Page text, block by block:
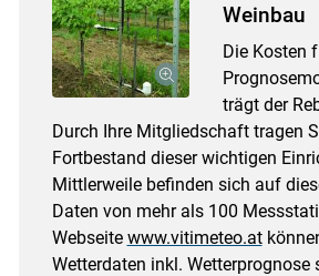
Weinbau
Die Kosten
trägt der
Durch Ihre Mitgliedschaft tragen
Fortbestand dieser wichtigen
Mittlerweile befinden sich auf
Daten von mehr als 100
Webseite www.vitimeteo.at
Wetterdaten inkl. Wetterprognose